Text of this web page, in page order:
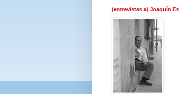
(entrevistas a) Joaquín